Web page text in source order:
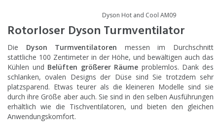
Dyson Hot and Cool AM09
Rotorloser Dyson Turmventilator
Die Dyson Turmventilatoren messen im Durchschnitt
stattliche 100 Zentimeter in der Höhe, und bewältigen auch das
Kühlen und Belüften größerer Räume problemlos. Dank des
schlanken, ovalen Designs der Düse sind Sie trotzdem sehr
platzsparend. Etwas teurer als die kleineren Modelle sind sie
durch ihre Größe aber auch. Sie sind in den selben Ausführungen
erhältlich wie die Tischventilatoren, und bieten den gleichen
Anwendungskomfort.